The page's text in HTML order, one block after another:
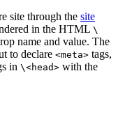
site through the site
in the HTML \
name and value. The
to declare <meta> tags,
in \<head> with the